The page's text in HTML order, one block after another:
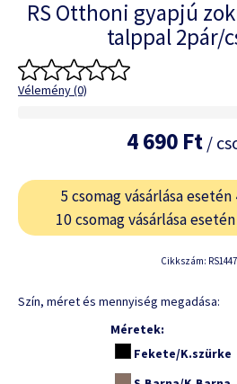
RS Otthoni gyapjú
talppal 2pár/
Vélemény (0)
4 690 Ft /
5 csomag vásárlása
10 csomag vásárlása
Cikkszám:
Szín, méret és mennyiség megadása:
Méretek:
Fekete/K.szürke